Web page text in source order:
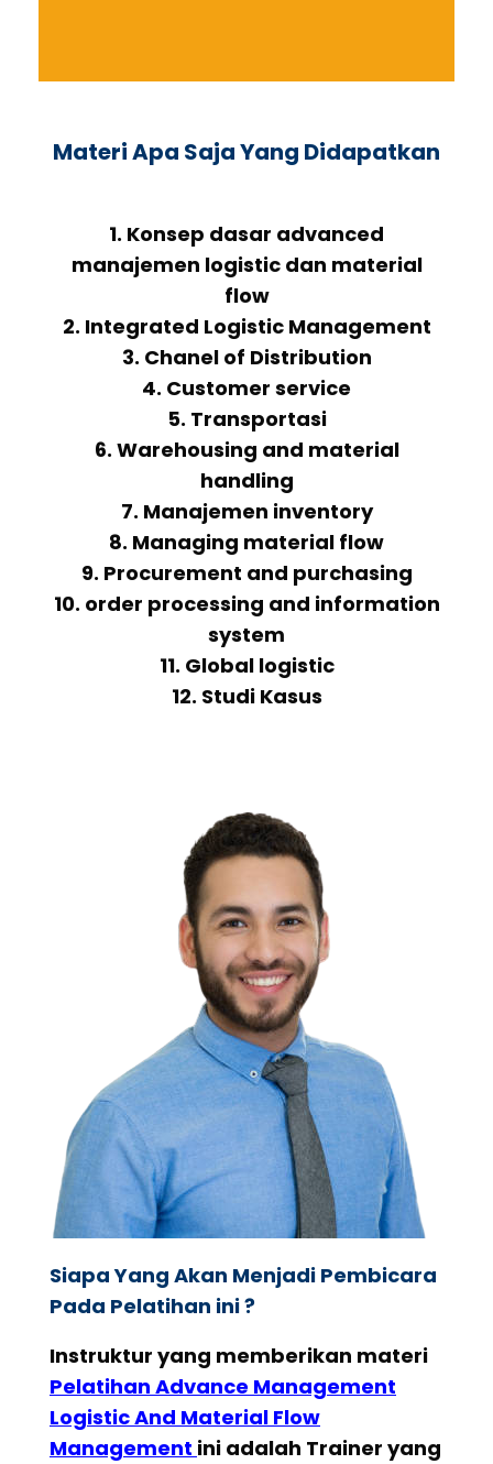
Materi Apa Saja Yang Didapatkan
1. Konsep dasar advanced
manajemen logistic dan material
flow
2. Integrated Logistic Management
3. Chanel of Distribution
4. Customer service
5. Transportasi
6. Warehousing and material
handling
7. Manajemen inventory
8. Managing material flow
9. Procurement and purchasing
10. order processing and information
system
11. Global logistic
12. Studi Kasus
Siapa Yang Akan Menjadi Pembicara
Pada Pelatihan ini ?
Instruktur yang memberikan materi
Pelatihan Advance Management
Logistic And Material Flow
Management ini adalah Trainer yang